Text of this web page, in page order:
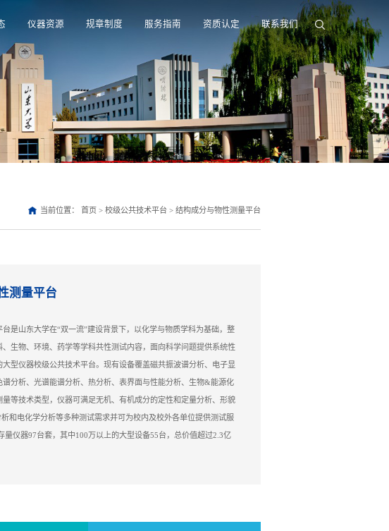
仪器资源 规章制度 服务指南 资质认定 联系我们
当前位置： 首页 > 校级公共技术平台 > 结构成分与物性测量平台
测量平台
是山东大学在“双一流”建设背景下，以化学与物质学科为基础，整
生物、环境、药学等学科共性测试内容，面向科学问题提供系统性
型仪器校级公共技术平台。现有设备覆盖磁共振波谱分析、电子显
谱分析、光谱能谱分析、热分析、表界面与性能分析、生物&能源化
等技术类型，仪器可满足无机、有机成分的定性和定量分析、形貌
和电化学分析等多种测试需求并可为校内及校外各单位提供测试服
量仪器97台套，其中100万以上的大型设备55台，总价值超过2.3亿